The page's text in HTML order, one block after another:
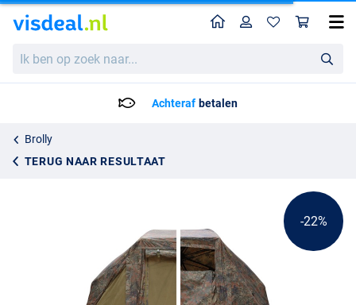
ben
HomeProfiel
Achteraf betalen
Brolly
TERUG NAAR RESULTAAT
Sonik Opti-Cam 60" Oval Brolly Front
119.95
-22%